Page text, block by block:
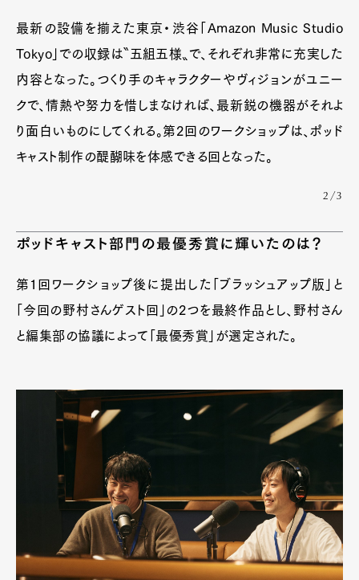
最新の設備を揃えた東京・渋谷「Amazon Music Studio
Tokyo」での収録は〝五組五様〟で、それぞれ非常に充実した
内容となった。つくり手のキャラクターやヴィジョンがユニー
クで、情熱や努力を惜しまなければ、最新鋭の機器がそれよ
り面白いものにしてくれる。第2回のワークショップは、ポッド
キャスト制作の醍醐味を体感できる回となった。
2/3
ポッドキャスト部門の最優秀賞に輝いたのは？
第1回ワークショップ後に提出した「ブラッシュアップ版」と
「今回の野村さんゲスト回」の2つを最終作品とし、野村さん
と編集部の協議によって「最優秀賞」が選定された。